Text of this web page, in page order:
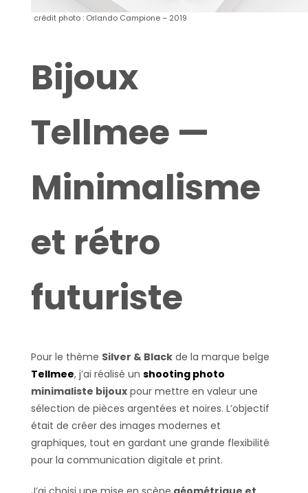
crédit photo : Orlando Campione – 2019
Bijoux
Tellmee —
Minimalisme
et rétro
futuriste
Pour le thème Silver & Black de la marque belge
Tellmee, j’ai réalisé un shooting photo
minimaliste bijoux pour mettre en valeur une
sélection de pièces argentées et noires. L’objectif
était de créer des images modernes et
graphiques, tout en gardant une grande flexibilité
pour la communication digitale et print.